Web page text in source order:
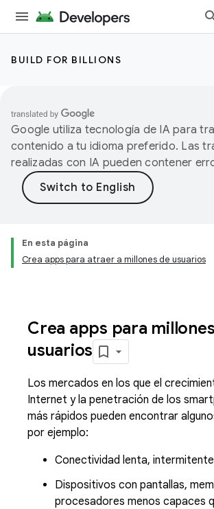
BUILD FOR BILLIONS
Google utiliza tecnología de IA para
contenido a tu idioma preferido. Las
realizadas con IA pueden contener
En esta página
Crea apps para atraer a millones de usuarios
Crea apps para
usuarios
Los mercados en los que el
Internet y la penetración de los
más rápidos pueden encontrar
por ejemplo:
Conectividad lenta,
Dispositivos con pantallas,
procesadores menos capaces